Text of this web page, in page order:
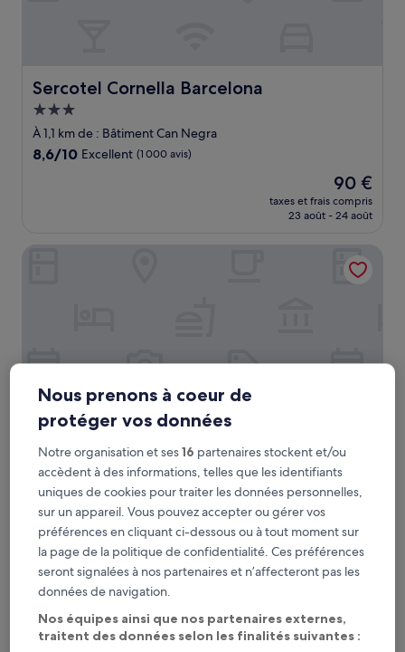
Sercotel Cornella Barcelona
Sercotel Cornella Barcelona
Hébergement
3.0 étoiles
À 1,1 km de : Bâtiment Can Negra
8.6
8,6/10 Excellent (1 000 avis)
Le
nouveau
prix
de
90 €
90 €
taxes et frais compris
23 août - 24 août
Apartamentos Hesperia Sant Joan
Apartamentos Hesperia Sant Joan
Hébergement
3.0 étoiles
À 1,3 km de : Bâtiment Can Negra
8.0
sur
10,
Très
bien,
(1 857 avis)
8,0/10 Très bien (1 857 avis)
Le
nouveau
de
104 €
104 €
taxes et frais compris
Hotel El Castell
Nous prenons à coeur de
protéger vos données
Notre organisation et ses16 partenaires stockent et/ou
accèdent à des informations, telles que les identifiants
uniques de cookies pour traiter les données personnelles,
sur un appareil. Vous pouvez accepter ou gérer vos
préférences en cliquant ci-dessous ou à tout moment sur
la page de la politique de confidentialité. Ces préférences
seront signalées à nos partenaires et n’affecteront pas les
données de navigation.
Nos équipes ainsi que nos partenaires externes,
traitent des données selon les finalités suivantes :